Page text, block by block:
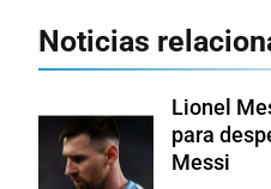
Noticias
Lionel
para
Messi